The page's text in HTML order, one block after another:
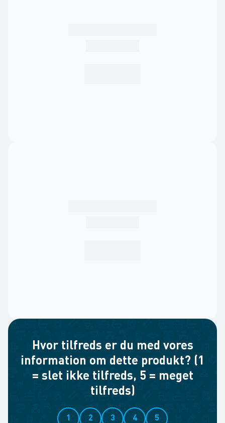
Hvor tilfreds er du med vores
information om dette produkt? (1
= slet ikke tilfreds, 5 = meget
tilfreds)
1 2 3 4 5